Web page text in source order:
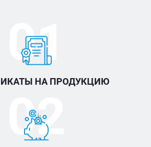
01
НА ПРОДУКЦИЮ
02